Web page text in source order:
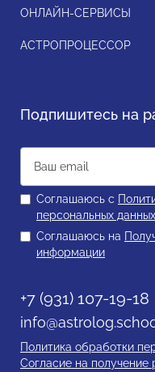
ОНЛАЙН-СЕРВИСЫ
АСТРОПРОЦЕССОР
Подпишитесь на
Соглашаюсь с
персональных данных
Соглашаюсь на
информации
+7 (931) 107-19-18
Политика обработки
Согласие на